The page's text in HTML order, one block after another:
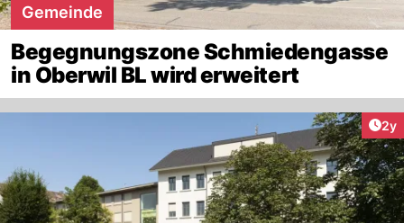
Gemeinde
Begegnungszone Schmiedengasse
in Oberwil BL wird erweitert
2y